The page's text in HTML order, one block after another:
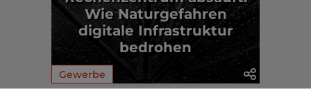
Wie Naturgefahren
digitale Infrastruktur
bedrohen
Gewerbe